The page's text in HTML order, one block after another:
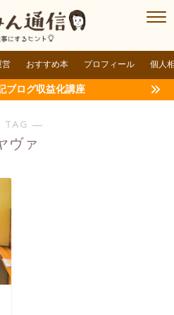
営 おすすめ本 プロフィール 個人
ブログ収益化講座
―
ヴァ